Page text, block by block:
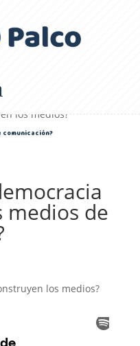
comunicación?
medios de